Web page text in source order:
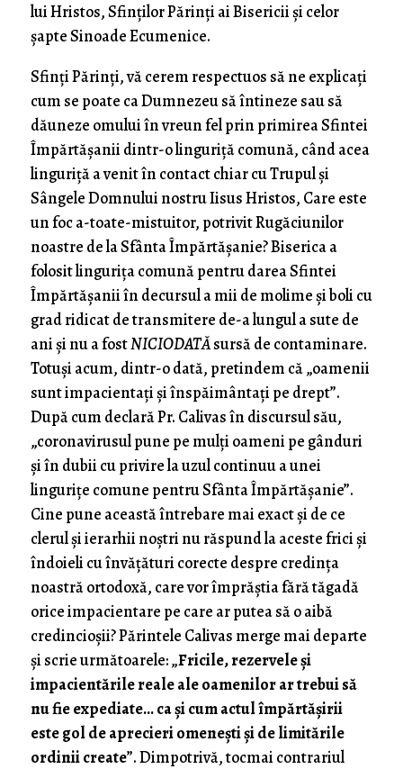
lui Hristos, Sfinților Părinți ai Bisericii și celor
șapte Sinoade Ecumenice.
Sfinți Părinți, vă cerem respectuos să ne explicați
cum se poate ca Dumnezeu să întineze sau să
dăuneze omului în vreun fel prin primirea Sfintei
Împărtășanii dintr-o linguriță comună, când acea
linguriță a venit în contact chiar cu Trupul și
Sângele Domnului nostru Iisus Hristos, Care este
un foc a-toate-mistuitor, potrivit Rugăciunilor
noastre de la Sfânta Împărtășanie? Biserica a
folosit lingurița comună pentru darea Sfintei
Împărtășanii în decursul a mii de molime și boli cu
grad ridicat de transmitere de-a lungul a sute de
ani și nu a fostNICIODATĂsursă de contaminare.
Totuși acum, dintr-o dată, pretindem că „oamenii
sunt impacientați și înspăimântați pe drept”.
După cum declară Pr. Calivas în discursul său,
„coronavirusul pune pe mulți oameni pe gânduri
și în dubii cu privire la uzul continuu a unei
lingurițe comune pentru Sfânta Împărtășanie”.
Cine pune această întrebare mai exact și de ce
clerul și ierarhii noștri nu răspund la aceste frici și
îndoieli cu învățături corecte despre credința
noastră ortodoxă, care vor împrăștia fără tăgadă
orice impacientare pe care ar putea să o aibă
credincioșii? Părintele Calivas merge mai departe
și scrie următoarele: „Fricile, rezervele și
impacientările reale ale oamenilor ar trebui să
nu fie expediate… ca și cum actul împărtășirii
este gol de aprecieri omenești și de limitările
ordinii create”. Dimpotrivă, tocmai contrariul